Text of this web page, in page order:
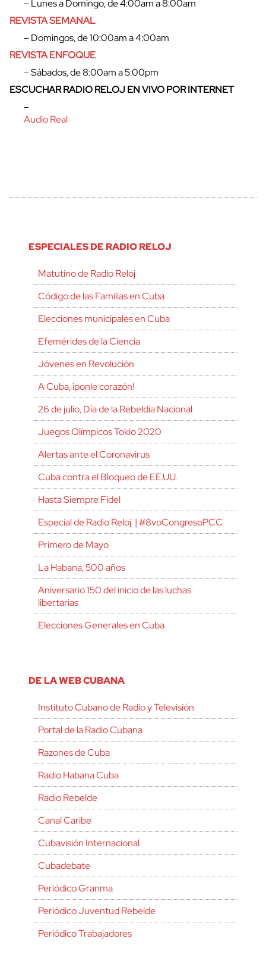
cerrar
– Lunes a Domingo, de 4:00am a 8:00am
REVISTA SEMANAL
– Domingos, de 10:00am a 4:00am
REVISTA ENFOQUE
– Sábados, de 8:00am a 5:00pm
ESCUCHAR RADIO RELOJ EN VIVO POR INTERNET
–
Audio Real
ESPECIALES DE RADIO RELOJ
Matutino de Radio Reloj
Código de las Familias en Cuba
Elecciones municipales en Cuba
Efemérides de la Ciencia
Jóvenes en Revolución
A Cuba, ¡ponle corazón!
26 de julio, Día de la Rebeldía Nacional
Juegos Olímpicos Tokio 2020
Alertas ante el Coronavirus
Cuba contra el Bloqueo de EE.UU.
Hasta Siempre Fidel
Especial de Radio Reloj | #8voCongresoPCC
Primero de Mayo
La Habana, 500 años
Aniversario 150 del inicio de las luchas
libertarias
Elecciones Generales en Cuba
DE LA WEB CUBANA
Instituto Cubano de Radio y Televisión
Portal de la Radio Cubana
Razones de Cuba
Radio Habana Cuba
Radio Rebelde
Canal Caribe
Cubavisión Internacional
Cubadebate
Periódico Granma
Periódico Juventud Rebelde
Periódico Trabajadores